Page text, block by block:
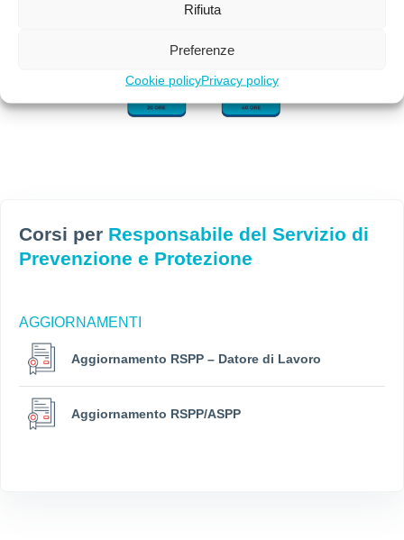
Rifiuta
Preferenze
Cookie policyPrivacy policy
Corsi per Responsabile del Servizio di
Prevenzione e Protezione
AGGIORNAMENTI
Aggiornamento RSPP – Datore di Lavoro
Aggiornamento RSPP/ASPP